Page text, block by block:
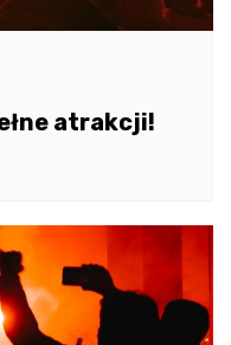
atrakcji!